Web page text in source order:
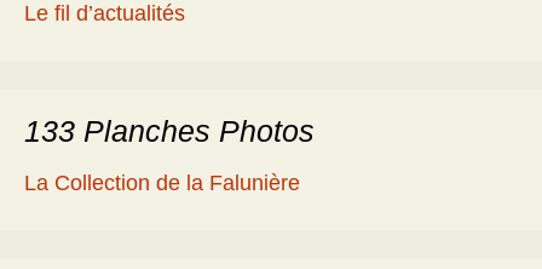
Le fil d’actualités
133 Planches Photos
La Collection de la Falunière